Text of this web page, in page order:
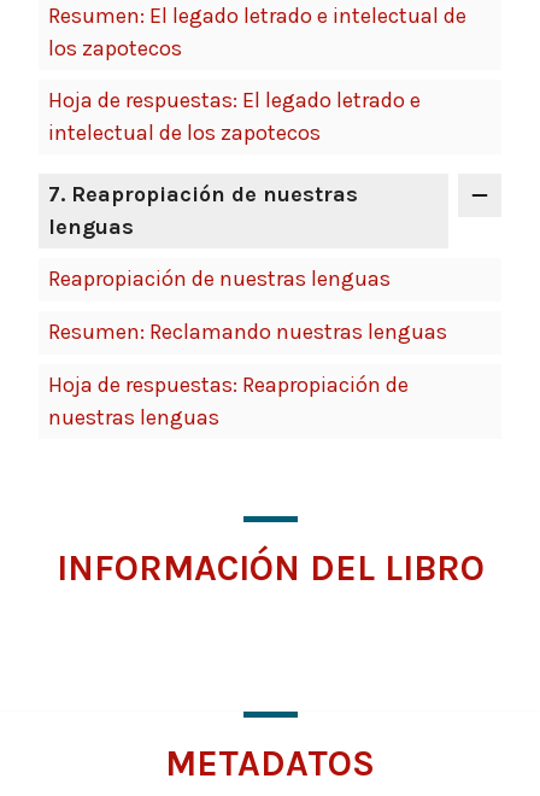
Resumen: El legado letrado e intelectual de
los zapotecos
Hoja de respuestas: El legado letrado e
intelectual de los zapotecos
7. Reapropiación de nuestras
lenguas
Reapropiación de nuestras lenguas
Resumen: Reclamando nuestras lenguas
Hoja de respuestas: Reapropiación de
nuestras lenguas
INFORMACIÓN DEL LIBRO
more
information
METADATOS